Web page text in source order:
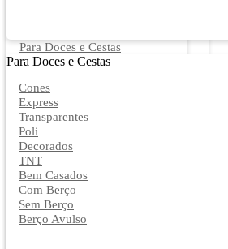
Para Doces e Cestas
Para Doces e Cestas
Cones
Express
Transparentes
Poli
Decorados
TNT
Bem Casados
Com Berço
Sem Berço
Berço Avulso